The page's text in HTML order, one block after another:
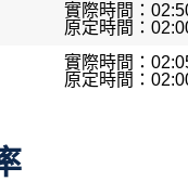
實際時間：
原定時間：
實際時間：
原定時間：